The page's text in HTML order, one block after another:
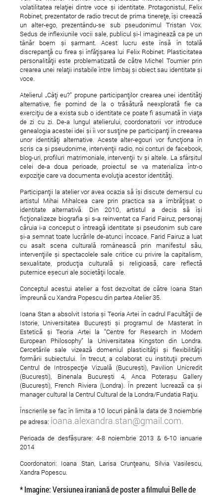
the Grolsch Bottle
Topshow 40 Radio
2011
volatilitatea relației dintre voce și identitate. Protagonistul, Felix
Robinet, prezentator de radio trecut de prima tinerețe, își creează
un alter-ego, prezentându-se sub pseudonimul Tristan Vox.
Sedus de inflexiunile vocii sale, publicul și-l imaginează ca pe un
tânăr boem și șarmant. Acest lucru este însă în totală
discrepanță cu firea și înfățișarea lui Felix Robinet. Plasticitatea
personalității este problematizată de către Michel Tournier prin
crearea unei relații instabile între limbaj și obiect sau identitate și
voce.
Atelierul „Câți eu?” propune participanților crearea unei identități
alternative, fie pornind de la o trăsătură neexplorată fie ca
exercițiu de a exista sub o identitate ce poate fi asumată în viața
de zi cu zi. De-a lungul atelierului, coordonatorii vor introduce
genealogia acestei idei și îi vor susține pe participanți în creearea
unor identități alternative. Aceste alter-egouri vor funcționa în
scris ca și pseudonime, intervenții radio, noi conturi de facebook,
blog-uri, profiluri matrimoniale, intervenții tv și altele. La sfârșitul
celei de-a doua perioade, proiectul se va materializa într-o
expoziție care va documenta evoluția acestor identități.
Participanții la atelier vor avea ocazia să își discute demersul cu
artistul Mihai Mihalcea care prin practica sa a îmbrățișat o
identitate alternativă. Din 2010, artistul a decis să își
ficționalizeze biografia și s-a reinventat ca Farid Fairuz, personaj
căruia i-a conceput o întreagă identitate și pseudonim sub care
și-a semnat toate lucrările de-atunci încoace. Farid Fairuz a luat
cu asalt scena culturală românească prin manifestul său,
intervențiile și spectacolele sale critice cu privire la capitalism,
sexualitate, producția culturală și religioasă, care reflectă
puternice eșecuri ale societății locale.
Conceptul acestui atelier a fost dezvoltat de către Ioana Stan
împreună cu Xandra Popescu din partea Atelier 35.
Ioana Stan a absolvit Istoria și Teoria Artei în cadrul Facultății de
Istorie, Universitatea București și programul de Masterat în
Estetică și Teoria Artei la ”Centre for Research in Modern
European Philosophy” la Universitatea Kingston din Londra.
Cercetările sale vizează domeniul plasticității și flexibilității
formării subiectului. În trecut, a colaborat cu instituții precum
Centrul de Introspecție Vizuală (București), Pavilion Unicredit
(București), Binenala București 4, Anca Poterașu Gallery
(București), French Riviera (Londra). În prezent lucrează ca și
manager cultural la Centrul Cultural de la Londra/Fundatia Rațiu.
Înscrierile se fac în limita a 10 locuri până la data de 3 noiembrie
pe adresa: ioana.alexandra.stan@gmail.com.
Perioada de desfășurare: 4-8 noiembrie 2013 & 6-10 ianuarie
2014
Coordonatori: Ioana Stan, Larisa Crunțeanu, Silvia Vasilescu,
Xandra Popescu.
* Imagine: Versiunea iraniană de poster a filmului Belle de